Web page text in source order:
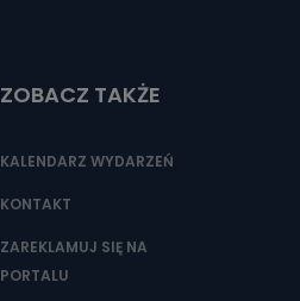
ZOBACZ TAKŻE
KALENDARZ WYDARZEŃ
KONTAKT
ZAREKLAMUJ SIĘ NA
PORTALU